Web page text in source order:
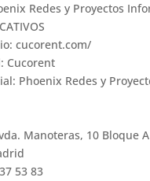
Redes y Proyectos
cucorent.com/
Cucorent
Phoenix Redes y
Manoteras, 10 Bloque
53 83